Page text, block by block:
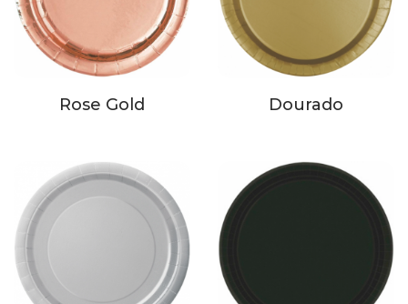
Rose Gold Dourado